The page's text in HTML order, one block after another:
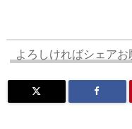
s o
n
よろしければシェア